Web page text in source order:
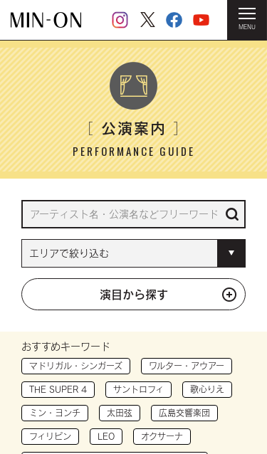
MENU
HOME ＞ 公演案内
［公演案内］
PERFORMANCE GUIDE
演目から探す
おすすめキーワード
マドリガル・シンガーズ ワルター・アウアー
THE SUPER 4 サントロフィ 歌心りえ
ミン・ヨンチ 太田弦 広島交響楽団
フィリピン LEO オクサーナ